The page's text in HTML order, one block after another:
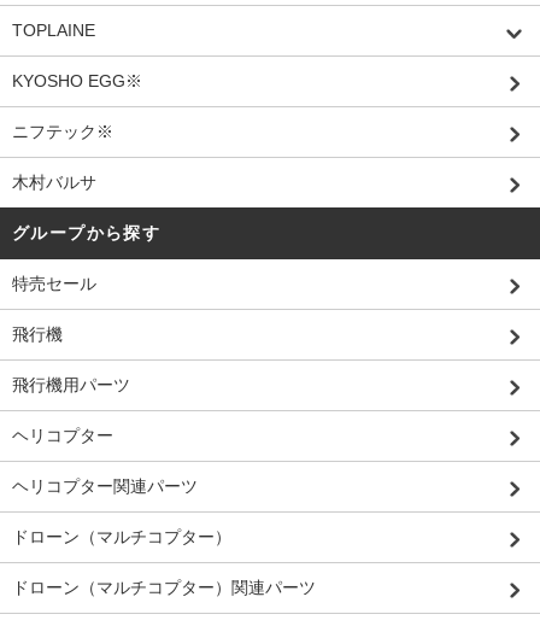
TOPLAINE
KYOSHO EGG※
ニフテック※
木村バルサ
グループから探す
特売セール
飛行機
飛行機用パーツ
ヘリコプター
ヘリコプター関連パーツ
ドローン（マルチコプター）
ドローン（マルチコプター）関連パーツ